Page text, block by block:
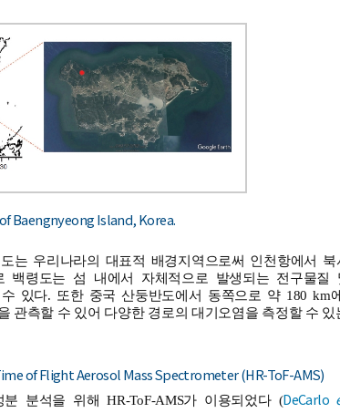
Baengnyeong Island, Korea.
는 우리나라의 대표적 배경지역으로써 인천항에서
백령도는 섬 내에서 자체적으로 발생되는 전구물질
있다. 또한 중국 산둥반도에서 동쪽으로 약 180 km
관측할 수 있어 다양한 경로의 대기오염을 측정할 수
of Flight Aerosol Mass Spectrometer (HR-ToF-AMS)
분석을 위해 HR-ToF-AMS가 이용되었다 (DeCarlo